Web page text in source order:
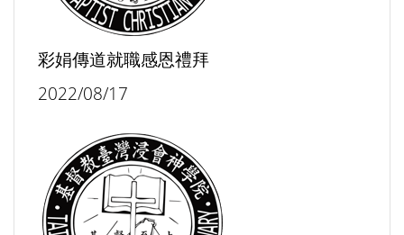
彩娟傳道就職感恩禮拜
2022/08/17